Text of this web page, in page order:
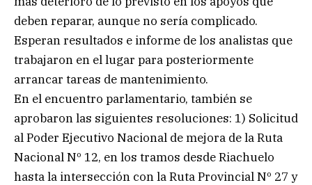
deben reparar, aunque no sería complicado.
Esperan resultados e informe de los analistas que
trabajaron en el lugar para posteriormente
arrancar tareas de mantenimiento.
En el encuentro parlamentario, también se
aprobaron las siguientes resoluciones: 1) Solicitud
al Poder Ejecutivo Nacional de mejora de la Ruta
Nacional Nº 12, en los tramos desde Riachuelo
hasta la intersección con la Ruta Provincial Nº 27 y